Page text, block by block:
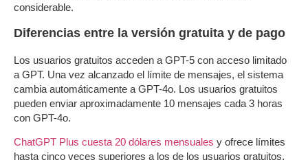
considerable.
Diferencias entre la versión gratuita y de pago
Los usuarios gratuitos acceden a GPT-5 con acceso limitado
a GPT. Una vez alcanzado el límite de mensajes, el sistema
cambia automáticamente a GPT-4o. Los usuarios gratuitos
pueden enviar aproximadamente 10 mensajes cada 3 horas
con GPT-4o.
ChatGPT Plus cuesta 20 dólares mensuales y ofrece límites
hasta cinco veces superiores a los de los usuarios gratuitos.